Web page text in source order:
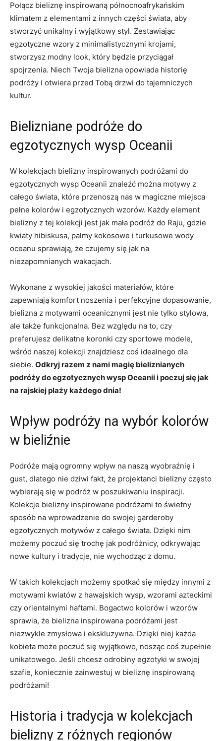
Połącz bieliznę ‍inspirowaną północnoafrykańskim
klimatem z elementami z innych​ części ​świata, aby
stworzyć ⁤unikalny i wyjątkowy styl. Zestawiając
egzotyczne ⁤wzory z minimalistycznymi krojami,
stworzysz⁣ modny look, który będzie ⁣przyciągał‌
spojrzenia. Niech Twoja bielizna opowiada historię⁢
podróży i​ otwiera przed Tobą ⁣drzwi do tajemniczych
kultur.
Bielizniane podróże do ​
egzotycznych wysp⁣ Oceanii
W kolekcjach bielizny inspirowanych podróżami do
egzotycznych wysp Oceanii znaleźć można motywy z
całego świata,⁣ które ⁢przenoszą nas w magiczne miejsca
pełne ⁢kolorów i egzotycznych wzorów. Każdy element
bielizny z tej kolekcji jest jak mała podróż do Raju, gdzie
kwiaty hibiskusa, palmy kokosowe i turkusowe wody
oceanu sprawiają, że czujemy się jak na
niezapomnianych ⁤wakacjach.
Wykonane z wysokiej jakości materiałów, które
zapewniają komfort noszenia i⁢ perfekcyjne dopasowanie,⁤
bielizna ⁢z motywami oceanicznymi jest nie tylko stylowa,
ale ⁤także funkcjonalna. Bez względu​ na to, czy
preferujesz delikatne ‍koronki czy sportowe modele,
wśród naszej kolekcji znajdziesz coś idealnego dla
siebie. Odkryj⁢ razem z nami magię bieliznianych‌
podróży ‌do⁢ egzotycznych wysp ⁢Oceanii ⁢i poczuj się jak
na rajskiej plaży każdego dnia!
Wpływ podróży na⁣ wybór kolorów
w bieliźnie
Podróże mają ogromny wpływ​ na naszą wyobraźnię i
gust, dlatego nie dziwi fakt, że projektanci bielizny często
wybierają się ⁢w podróż ⁤w poszukiwaniu inspiracji.
Kolekcje bielizny inspirowane podróżami‍ to ‌świetny
sposób na ‍wprowadzenie do swojej garderoby
egzotycznych motywów⁤ z całego ‌świata. ‍Dzięki ​nim
możemy poczuć się trochę jak podróżnicy, ⁢odkrywając
⁢nowe kultury i ​tradycje, nie wychodząc z ​domu.
W takich kolekcjach⁣ możemy spotkać się między innymi ⁤z
motywami⁤ kwiatów z⁢ hawajskich wysp, wzorami azteckimi
czy orientalnymi haftami. Bogactwo kolorów i wzorów
sprawia, że bielizna inspirowana ​podróżami jest
niezwykle zmysłowa ‌i​ ekskluzywna. Dzięki ‌niej każda
kobieta​ może poczuć się‌ wyjątkowo, nosząc coś zupełnie
unikatowego. Jeśli chcesz odrobiny egzotyki w swojej
szafie,‍ koniecznie zainwestuj w‌ bieliznę inspirowaną
⁤podróżami!
Historia⁢ i tradycja w kolekcjach
bielizny z różnych regionów